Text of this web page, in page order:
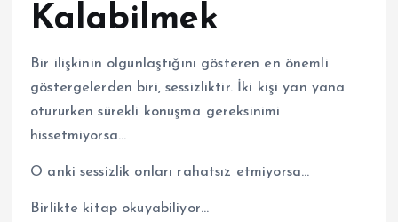
Kalabilmek
Bir ilişkinin olgunlaştığını gösteren en önemli
göstergelerden biri, sessizliktir. İki kişi yan yana
otururken sürekli konuşma gereksinimi
hissetmiyorsa…
O anki sessizlik onları rahatsız etmiyorsa…
Birlikte kitap okuyabiliyor…